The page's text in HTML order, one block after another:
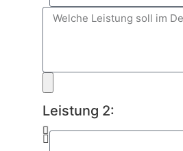
Leistung 2: